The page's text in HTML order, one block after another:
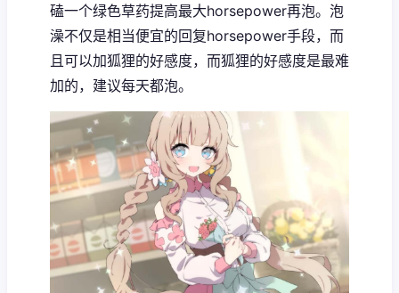
磕一个绿色草药提高最大horsepower再泡。泡
澡不仅是相当便宜的回复horsepower手段，而
且可以加狐狸的好感度，而狐狸的好感度是最难
加的，建议每天都泡。